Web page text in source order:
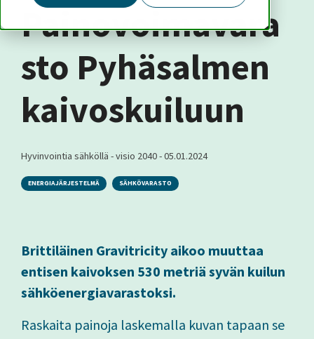
Painovoimavara
sto Pyhäsalmen
kaivoskuiluun
Hyvinvointia sähköllä - visio 2040-05.01.2024
ENERGIAJÄRJESTELMÄ SÄHKÖVARASTO
Brittiläinen Gravitricity aikoo muuttaa
entisen kaivoksen 530 metriä syvän kuilun
sähköenergiavarastoksi.
Raskaita painoja laskemalla kuvan tapaan se